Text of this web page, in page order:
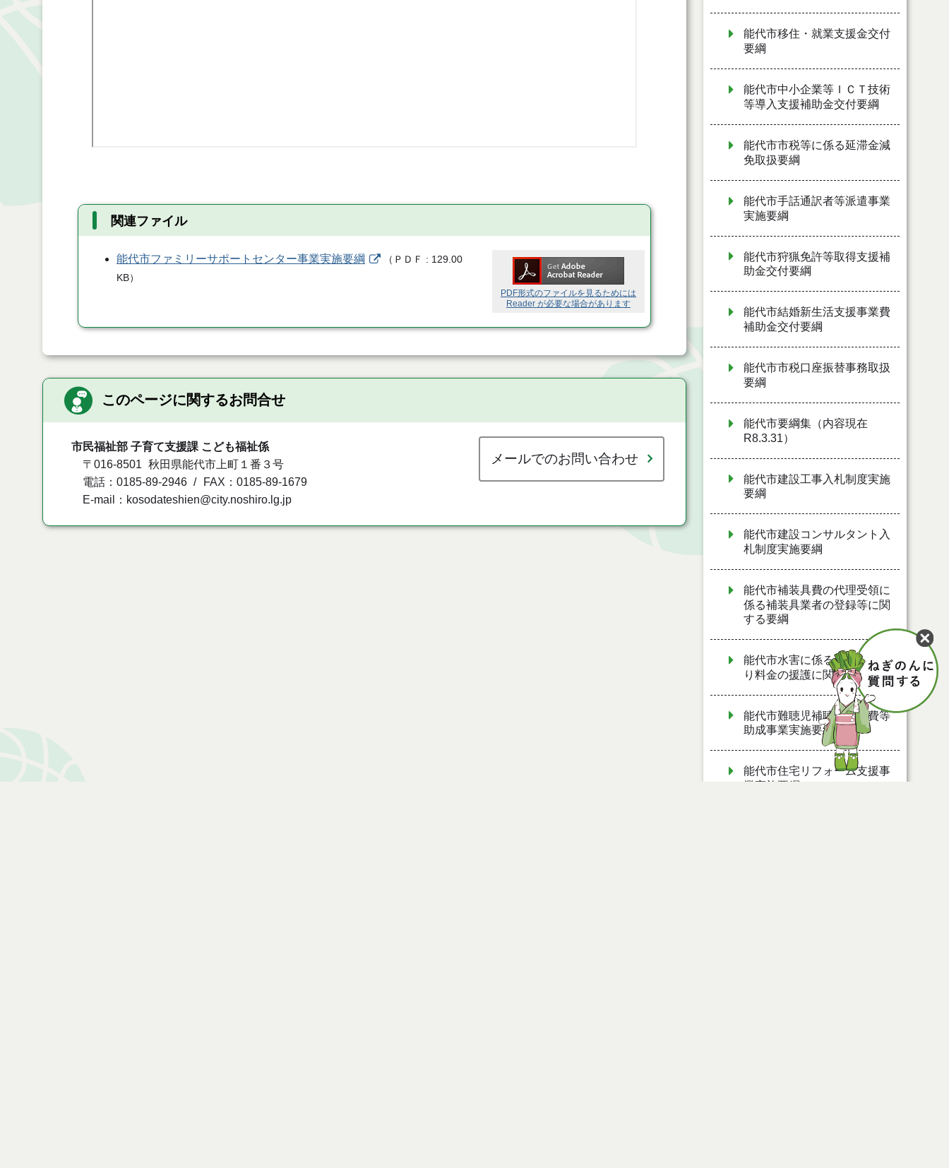
関連ファイル
PDF形式のファイルを見るためには
Reader が必要な場合があります
能代市ファミリーサポートセンター事業実施要綱 （ ＰＤＦ
129.00
KB）
このページに関するお問合せ
市民福祉部 子育て支援課 こども福祉係
〒016-8501
秋田県能代市上町１番３号
電話：0185-89-2946
FAX：0185-89-1679
E-mail：kosodateshien@city.noshiro.lg.jp
メールでのお問い合わせ
能代市移住・就業支援金交付
要綱
能代市中小企業等ＩＣＴ技術
等導入支援補助金交付要綱
能代市市税等に係る延滞金減
免取扱要綱
能代市手話通訳者等派遣事業
実施要綱
能代市狩猟免許等取得支援補
助金交付要綱
能代市結婚新生活支援事業費
補助金交付要綱
能代市市税口座振替事務取扱
要綱
能代市要綱集（内容現在
R8.3.31）
能代市建設工事入札制度実施
要綱
能代市建設コンサルタント入
札制度実施要綱
能代市補装具費の代理受領に
係る補装具業者の登録等に関
する要綱
能代市水害に係るし尿汲み取
り料金の援護に関する要綱
能代市難聴児補聴器購入費等
助成事業実施要綱
能代市住宅リフォーム支援事
業実施要綱